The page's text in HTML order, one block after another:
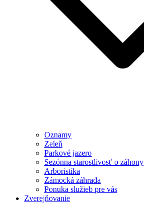
Oznamy
Zeleň
Parkové jazero
Sezónna starostlivosť o záhony
Arboristika
Zámocká záhrada
Ponuka služieb pre vás
Zverejňovanie